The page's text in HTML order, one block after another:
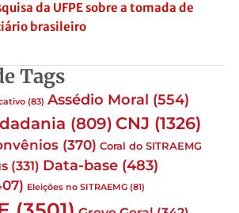
da UFPE sobre a tomada de
brasileiro
Tags
(83) Assédio Moral (554)
(809) CNJ (1326)
(370) Coral do SITRAEMG
(331) Data-base (483)
Eleições no SITRAEMG (81)